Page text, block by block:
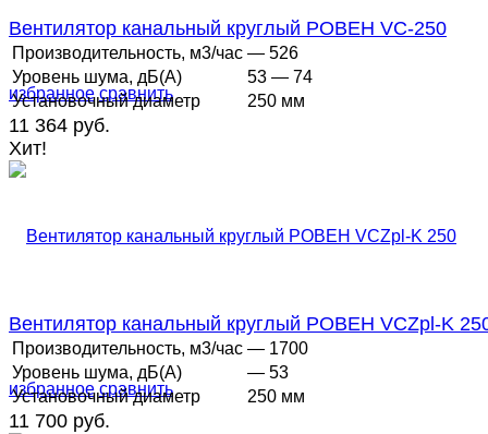
избранное сравнить
Вентилятор канальный круглый РОВЕН VC-250
Производительность, м3/час — 526
Уровень шума, дБ(А)
53 — 74
Установочный диаметр
250 мм
11 364 руб.
Хит!
избранное сравнить
Вентилятор канальный круглый РОВЕН VCZpl-K
Производительность, м3/час — 1700
Уровень шума, дБ(А)
— 53
Установочный диаметр
250 мм
11 700 руб.